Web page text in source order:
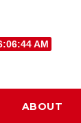
AM
ABOUT